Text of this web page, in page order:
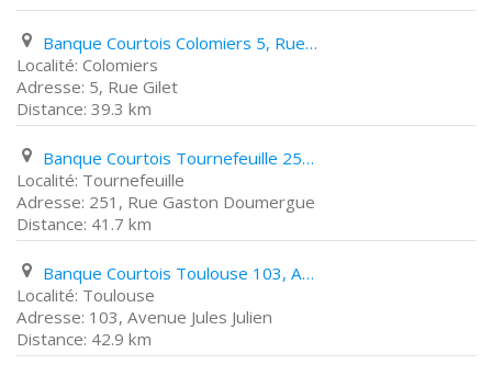
Banque Courtois Colomiers 5, Rue Gilet
Colomiers
5, Rue Gilet
39.3 km
Banque Courtois Tournefeuille 251, Rue Gaston Doumergue
Tournefeuille
251, Rue Gaston Doumergue
41.7 km
Banque Courtois Toulouse 103, Avenue Jules Julien
Toulouse
103, Avenue Jules Julien
42.9 km